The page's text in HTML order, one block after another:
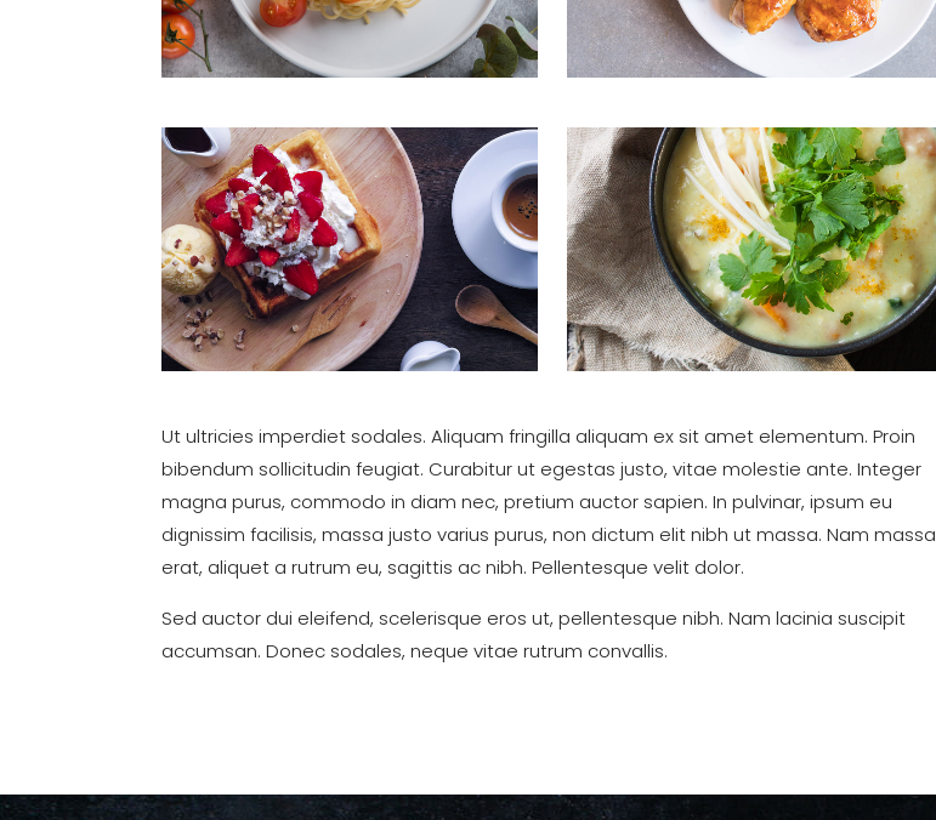
Ut ultricies imperdiet sodales. Aliquam fringilla aliquam ex sit amet elementum. Proin
bibendum sollicitudin feugiat. Curabitur ut egestas justo, vitae molestie ante. Integer
magna purus, commodo in diam nec, pretium auctor sapien. In pulvinar, ipsum eu
dignissim facilisis, massa justo varius purus, non dictum elit nibh ut massa. Nam massa
erat, aliquet a rutrum eu, sagittis ac nibh. Pellentesque velit dolor.
Sed auctor dui eleifend, scelerisque eros ut, pellentesque nibh. Nam lacinia suscipit
accumsan. Donec sodales, neque vitae rutrum convallis.